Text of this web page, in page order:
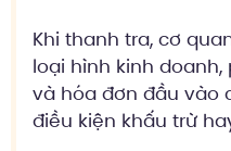
Khi thanh tra, cơ
loại hình kinh
và hóa đơn đầu vào
điều kiện khấu trừ